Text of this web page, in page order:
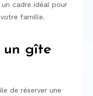
cadre idéal pour
famille.
un gîte
de réserver une